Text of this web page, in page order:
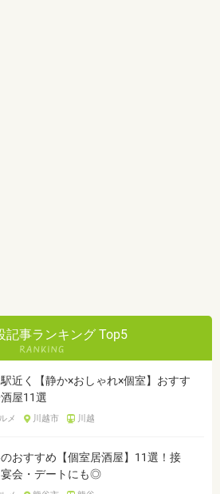
記事ランキング Top5
駅近く【静か×おしゃれ×個室】おすす
屋11選
メ 川越市 川越
おすすめ【個室居酒屋】11選！接
会・デートにも◎